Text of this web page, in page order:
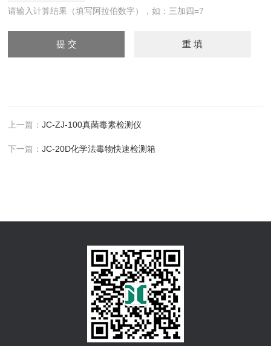
请输入计算结果（填写阿拉伯数字），如：三加四=7
上一篇：JC-ZJ-100真菌毒素检测仪
下一篇：JC-20D化学法毒物快速检测箱